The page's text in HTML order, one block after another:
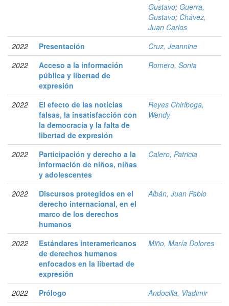
Gustavo; Guerra,
Gustavo; Chávez,
Juan Carlos
2022
Presentación
Cruz, Jeannine
2022
Acceso a la información
pública y libertad de
expresión
Romero, Sonia
2022
El efecto de las noticias
falsas, la insatisfacción con
la democracia y la falta de
libertad de expresión
Reyes Chiriboga,
Wendy
2022
Participación y derecho a la
información de niños, niñas
y adolescentes
Calero, Patricia
2022
Discursos protegidos en el
derecho internacional, en el
marco de los derechos
humanos
Albán, Juan Pablo
2022
Estándares interamericanos
de derechos humanos
enfocados en la libertad de
expresión
Miño, María Dolores
2022 Prólogo
Andocilla, Vladimir